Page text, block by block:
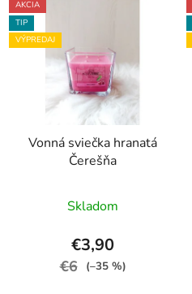
AKCIA
TIP
VÝPREDAJ
Vonná sviečka hranatá
Čerešňa
Skladom
€3,90
€6 (–35 %)